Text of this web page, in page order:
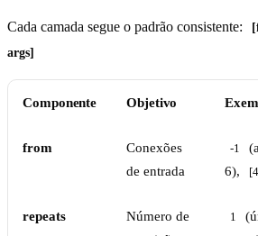
Cada camada segue o padrão consistente:
args]
Componente Objetivo
from
Conexões
de entrada
-1
6),
repeats
Número de
1